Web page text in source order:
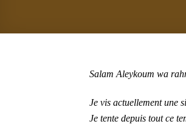
Salam Aleykoum wa
Je vis actuellement une
Je tente depuis tout ce